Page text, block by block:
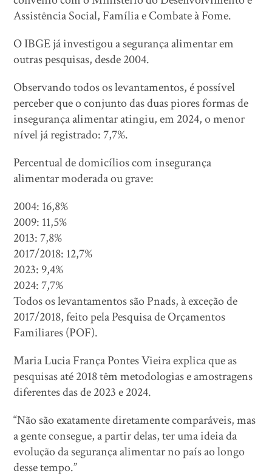
Assistência Social, Família e Combate à Fome.
O IBGE já investigou a segurança alimentar em
outras pesquisas, desde 2004.
Observando todos os levantamentos, é possível
perceber que o conjunto das duas piores formas de
insegurança alimentar atingiu, em 2024, o menor
nível já registrado: 7,7%.
Percentual de domicílios com insegurança
alimentar moderada ou grave:
2004: 16,8%
2009: 11,5%
2013: 7,8%
2017/2018: 12,7%
2023: 9,4%
2024: 7,7%
Todos os levantamentos são Pnads, à exceção de
2017/2018, feito pela Pesquisa de Orçamentos
Familiares (POF).
Maria Lucia França Pontes Vieira explica que as
pesquisas até 2018 têm metodologias e amostragens
diferentes das de 2023 e 2024.
“Não são exatamente diretamente comparáveis, mas
a gente consegue, a partir delas, ter uma ideia da
evolução da segurança alimentar no país ao longo
desse tempo.”